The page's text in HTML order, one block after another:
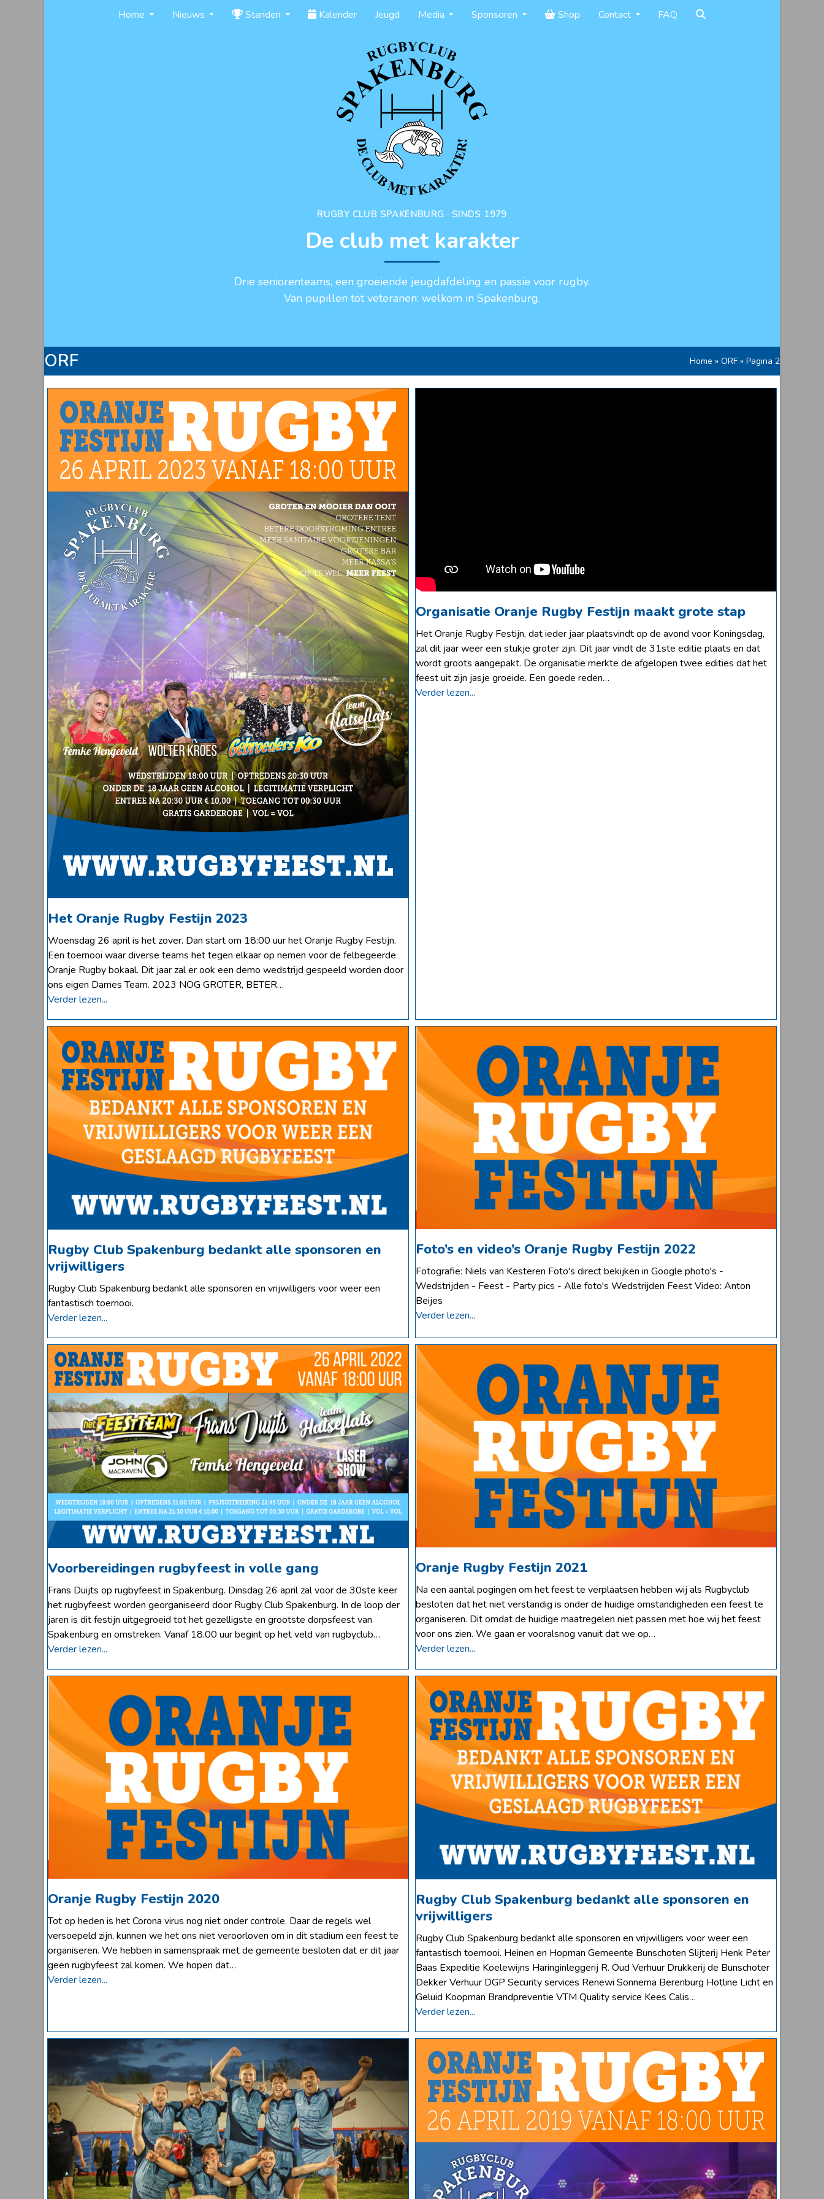
Home Nieuws Standen Kalender Jeugd Media Sponsoren Shop Contact FAQ
RUGBY CLUB SPAKENBURG · SINDS 1979
De club met karakter
Drie seniorenteams, een groeiende jeugdafdeling en passie voor rugby.
Van pupillen tot veteranen: welkom in Spakenburg.
ORF Home » ORF » Pagina 2
Het Oranje Rugby Festijn 2023
Woensdag 26 april is het zover. Dan start om 18:00 uur het Oranje Rugby Festijn.
Een toernooi waar diverse teams het tegen elkaar op nemen voor de felbegeerde
Oranje Rugby bokaal. Dit jaar zal er ook een demo wedstrijd gespeeld worden door
ons eigen Dames Team. 2023 NOG GROTER, BETER…
Verder lezen...
Organisatie Oranje Rugby Festijn maakt grote stap
Het Oranje Rugby Festijn, dat ieder jaar plaatsvindt op de avond voor Koningsdag,
zal dit jaar weer een stukje groter zijn. Dit jaar vindt de 31ste editie plaats en dat
wordt groots aangepakt. De organisatie merkte de afgelopen twee edities dat het
feest uit zijn jasje groeide. Een goede reden…
Verder lezen...
Rugby Club Spakenburg bedankt alle sponsoren en
vrijwilligers
Rugby Club Spakenburg bedankt alle sponsoren en vrijwilligers voor weer een
fantastisch toernooi.
Verder lezen...
Foto’s en video’s Oranje Rugby Festijn 2022
Fotografie: Niels van Kesteren Foto's direct bekijken in Google photo's -
Wedstrijden - Feest - Party pics - Alle foto's Wedstrijden Feest Video: Anton
Beijes
Verder lezen...
Voorbereidingen rugbyfeest in volle gang
Frans Duijts op rugbyfeest in Spakenburg. Dinsdag 26 april zal voor de 30ste keer
het rugbyfeest worden georganiseerd door Rugby Club Spakenburg. In de loop der
jaren is dit festijn uitgegroeid tot het gezelligste en grootste dorpsfeest van
Spakenburg en omstreken. Vanaf 18.00 uur begint op het veld van rugbyclub…
Verder lezen...
Oranje Rugby Festijn 2021
Na een aantal pogingen om het feest te verplaatsen hebben wij als Rugbyclub
besloten dat het niet verstandig is onder de huidige omstandigheden een feest te
organiseren. Dit omdat de huidige maatregelen niet passen met hoe wij het feest
voor ons zien. We gaan er vooralsnog vanuit dat we op…
Verder lezen...
Oranje Rugby Festijn 2020
Tot op heden is het Corona virus nog niet onder controle. Daar de regels wel
versoepeld zijn, kunnen we het ons niet veroorloven om in dit stadium een feest te
organiseren. We hebben in samenspraak met de gemeente besloten dat er dit jaar
geen rugbyfeest zal komen. We hopen dat…
Verder lezen...
Rugby Club Spakenburg bedankt alle sponsoren en
vrijwilligers
Rugby Club Spakenburg bedankt alle sponsoren en vrijwilligers voor weer een
fantastisch toernooi. Heinen en Hopman Gemeente Bunschoten Slijterij Henk Peter
Baas Expeditie Koelewijns Haringinleggerij R. Oud Verhuur Drukkerij de Bunschoter
Dekker Verhuur DGP Security services Renewi Sonnema Berenburg Hotline Licht en
Geluid Koopman Brandpreventie VTM Quality service Kees Calis…
Verder lezen...